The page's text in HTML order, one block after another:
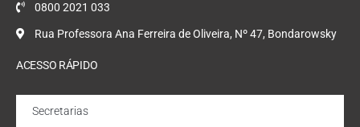
0800 2021 033
Rua Professora Ana Ferreira de Oliveira, Nº 47, Bondarowsky
ACESSO RÁPIDO
Secretarias